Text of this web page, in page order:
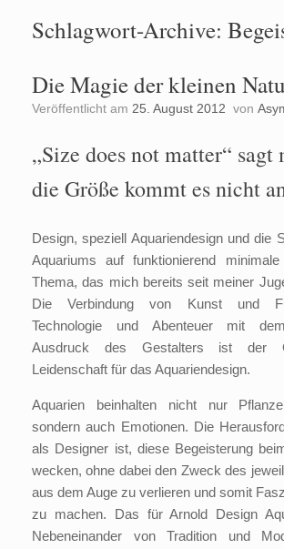
Schlagwort-Archive:
Die Magie der kleinen
Veröffentlicht am 25. August 2012 von
„Size does not matter“ sagt
die Größe kommt es nicht
Design, speziell Aquariendesign und die
Aquariums auf funktionierend
Thema, das mich bereits seit meiner
Die Verbindung von Kunst und
Technologie und Abenteuer mit
Ausdruck des Gestalters ist der
Leidenschaft für das Aquariendesign.
Aquarien beinhalten nicht nur
sondern auch Emotionen. Die
als Designer ist, diese Begeisterung
wecken, ohne dabei den Zweck des
aus dem Auge zu verlieren und somit
zu machen. Das für Arnold Design
Nebeneinander von Tradition und